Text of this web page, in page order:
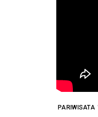
PARIWISATA